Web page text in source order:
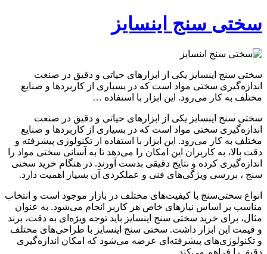
سختی سنج اینسایز
سختی‌ سنج اینسایز یکی از ابزارهای حیاتی و دقیق در صنعت
اندازه‌گیری سختی مواد است که در بسیاری از کاربردها و صنایع
مختلف به کار می‌رود. این ابزار با استفاده …
سختی‌ سنج اینسایز یکی از ابزارهای حیاتی و دقیق در صنعت
اندازه‌گیری سختی مواد است که در بسیاری از کاربردها و صنایع
مختلف به کار می‌رود. این ابزار با استفاده از تکنولوژی پیشرفته و
دقت بالا، به کاربران این امکان را می‌دهد تا به آسانی سختی مواد را
اندازه‌گیری کرده و نتایج دقیقی بدست آورند. در هنگام خرید سختی
‌سنج ، بررسی ویژگی‌های فنی و عملکردی آن بسیار اهمیت دارد.
انواع سختی‌سنج با کیفیت‌های مختلف در بازار موجود است و انتخاب
مناسب بر اساس نیازهای خاص هر کاربر انجام می‌شود. به عنوان
مثال، برای خرید سختی ‌سنج اینسایز باید توجه ویژه‌ای به دقت، برند
و قیمت این ابزار داشت. سختی ‌سنج اینسایز با طراحی‌های مختلف
و تکنولوژی‌های پیشرفته‌ای عرضه می‌شود که امکان اندازه‌گیری
دقیق را فراهم می‌کند.